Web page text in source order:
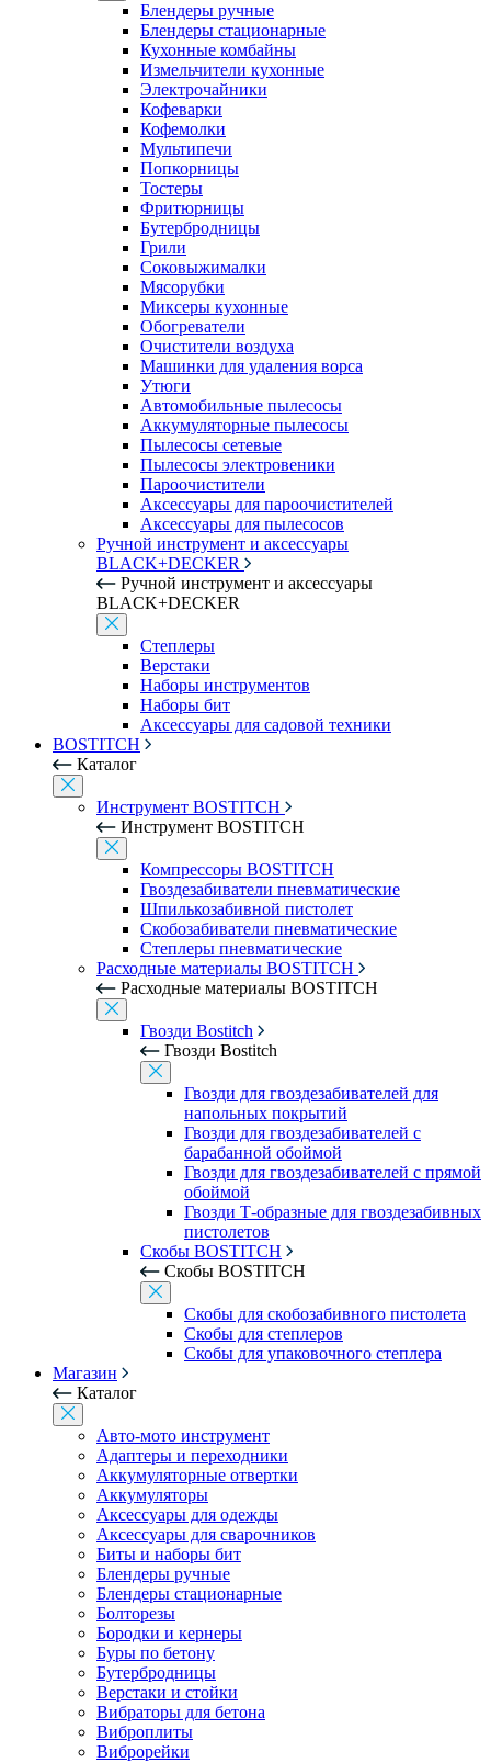
Блендеры ручные
Блендеры стационарные
Кухонные комбайны
Измельчители кухонные
Электрочайники
Кофеварки
Кофемолки
Мультипечи
Попкорницы
Тостеры
Фритюрницы
Бутербродницы
Грили
Соковыжималки
Мясорубки
Миксеры кухонные
Обогреватели
Очистители воздуха
Машинки для удаления ворса
Утюги
Автомобильные пылесосы
Аккумуляторные пылесосы
Пылесосы сетевые
Пылесосы электровеники
Пароочистители
Аксессуары для пароочистителей
Аксессуары для пылесосов
Ручной инструмент и аксессуары
BLACK+DECKER
Ручной инструмент и аксессуары
BLACK+DECKER
Степлеры
Верстаки
Наборы инструментов
Наборы бит
Аксессуары для садовой техники
BOSTITCH
Каталог
Инструмент BOSTITCH
Инструмент BOSTITCH
Компрессоры BOSTITCH
Гвоздезабиватели пневматические
Шпилькозабивной пистолет
Скобозабиватели пневматические
Степлеры пневматические
Расходные материалы BOSTITCH
Расходные материалы BOSTITCH
Гвозди Bostitch
Гвозди Bostitch
Гвозди для гвоздезабивателей для
напольных покрытий
Гвозди для гвоздезабивателей с
барабанной обоймой
Гвозди для гвоздезабивателей с прямой
обоймой
Гвозди Т-образные для гвоздезабивных
пистолетов
Скобы BOSTITCH
Скобы BOSTITCH
Скобы для скобозабивного пистолета
Скобы для степлеров
Скобы для упаковочного степлера
Магазин
Каталог
Авто-мото инструмент
Адаптеры и переходники
Аккумуляторные отвертки
Аккумуляторы
Аксессуары для одежды
Аксессуары для сварочников
Биты и наборы бит
Блендеры ручные
Блендеры стационарные
Болторезы
Бородки и кернеры
Буры по бетону
Бутербродницы
Верстаки и стойки
Вибраторы для бетона
Виброплиты
Виброрейки